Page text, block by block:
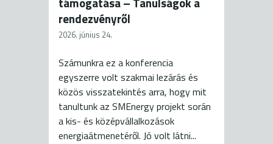
rendezvényről
2026. június 24.
Számunkra ez a konferencia
egyszerre volt szakmai lezárás és
közös visszatekintés arra, hogy mit
tanultunk az SMEnergy projekt során
a kis- és középvállalkozások
energiaátmenetéről. Jó volt látni...